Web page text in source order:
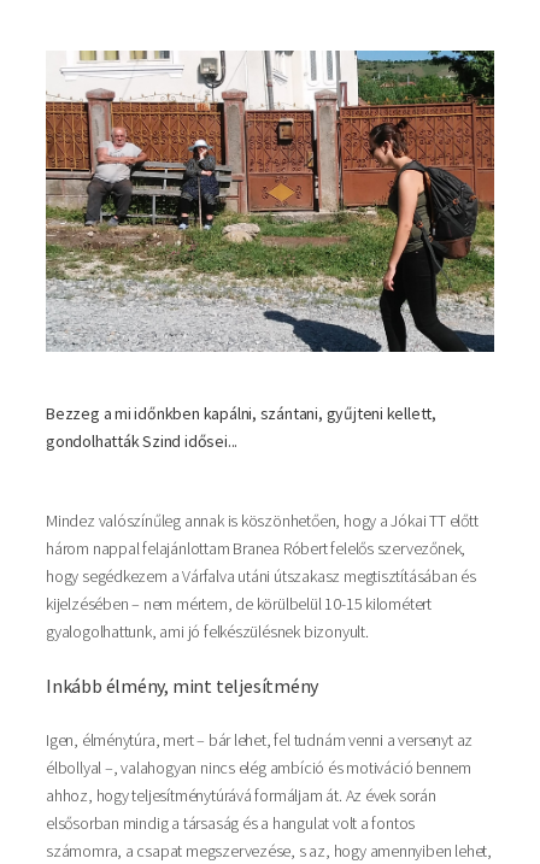
Bezzeg a mi időnkben kapálni, szántani, gyűjteni kellett,
gondolhatták Szind idősei...
Mindez valószínűleg annak is köszönhetően, hogy a Jókai TT előtt
három nappal felajánlottam Branea Róbert felelős szervezőnek,
hogy segédkezem a Várfalva utáni útszakasz megtisztításában és
kijelzésében – nem mértem, de körülbelül 10-15 kilométert
gyalogolhattunk, ami jó felkészülésnek bizonyult.
Inkább élmény, mint teljesítmény
Igen, élménytúra, mert – bár lehet, fel tudnám venni a versenyt az
élbollyal –, valahogyan nincs elég ambíció és motiváció bennem
ahhoz, hogy teljesítménytúrává formáljam át. Az évek során
elsősorban mindig a társaság és a hangulat volt a fontos
számomra, a csapat megszervezése, s az, hogy amennyiben lehet,